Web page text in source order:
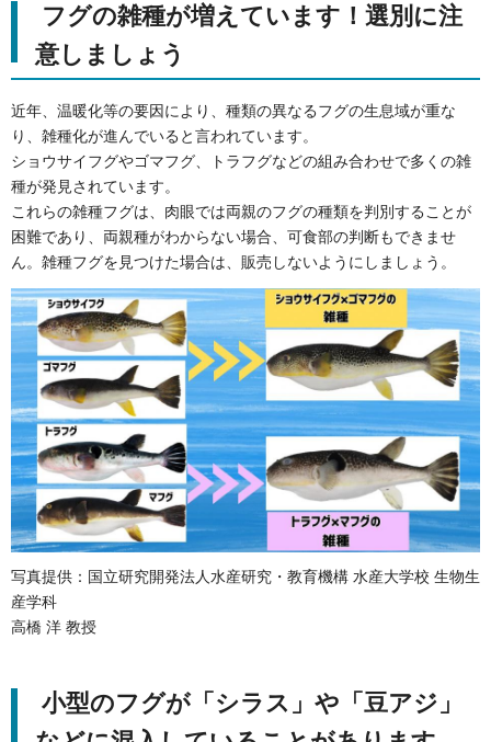
フグの雑種が増えています！選別に注
意しましょう
近年、温暖化等の要因により、種類の異なるフグの生息域が重な
り、雑種化が進んでいると言われています。
ショウサイフグやゴマフグ、トラフグなどの組み合わせで多くの雑
種が発見されています。
これらの雑種フグは、肉眼では両親のフグの種類を判別することが
困難であり、両親種がわからない場合、可食部の判断もできませ
ん。雑種フグを見つけた場合は、販売しないようにしましょう。
写真提供：国立研究開発法人水産研究・教育機構 水産大学校 生物生
産学科
高橋 洋 教授
小型のフグが「シラス」や「豆アジ」